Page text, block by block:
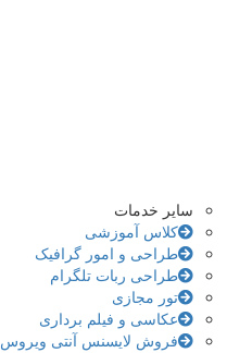
سایر خدمات
کلاس آموزشی
طراحی و امور گرافیک
طراحی ربات تلگرام
تور مجازی
عکاسی و فیلم برداری
فروش لایسنس آنتی ویروس